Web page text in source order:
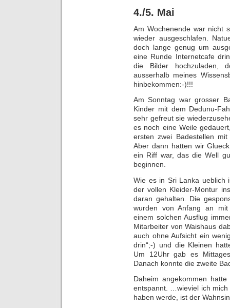
4./5. Mai
Am Wochenende war nicht
wieder ausgeschlafen.
doch lange genug um
eine Runde Internetcafe
die Bilder hochzuladen,
ausserhalb meines
hinbekommen:-)!!!
Am Sonntag war grosser
Kinder mit dem Dedunu-
sehr gefreut sie
es noch eine Weile
ersten zwei Badestellen
Aber dann hatten wir
ein Riff war, das die Well
beginnen.
Wie es in Sri Lanka ueblich
der vollen Kleider-Montur
daran gehalten. Die
wurden von Anfang an
einem solchen Ausflug
Mitarbeiter von Waishaus
auch ohne Aufsicht ein
drin“;-) und die Kleinen
Um 12Uhr gab es
Danach konnte die zweite
Daheim angekommen
entspannt. …wieviel ich
haben werde, ist der